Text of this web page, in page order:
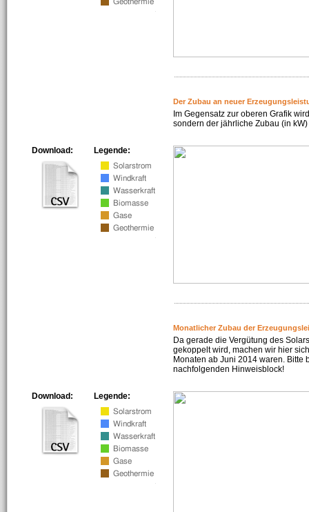
Der Zubau an neuer
Im Gegensatz zur oberen Grafik
sondern der jährliche Zubau (in
Legende:
Download:
Monatlicher Zubau der
Da gerade die Vergütung des
gekoppelt wird, machen wir hier
Monaten ab Juni 2014 waren. Bitte
nachfolgenden Hinweisblock!
Legende:
Download: